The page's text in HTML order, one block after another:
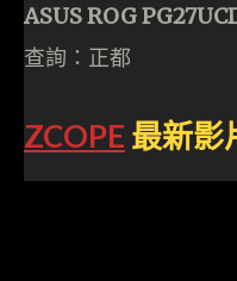
ASUS ROG
查詢：正都
ZCOPE 最新影